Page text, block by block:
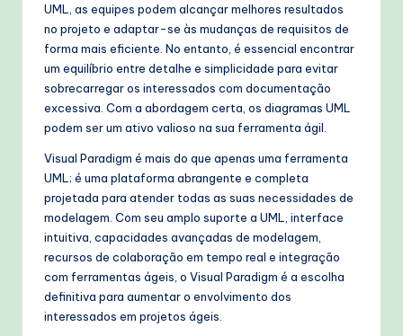
UML, as equipes podem alcançar melhores resultados
no projeto e adaptar-se às mudanças de requisitos de
forma mais eficiente. No entanto, é essencial encontrar
um equilíbrio entre detalhe e simplicidade para evitar
sobrecarregar os interessados com documentação
excessiva. Com a abordagem certa, os diagramas UML
podem ser um ativo valioso na sua ferramenta ágil.
Visual Paradigm é mais do que apenas uma ferramenta
UML; é uma plataforma abrangente e completa
projetada para atender todas as suas necessidades de
modelagem. Com seu amplo suporte a UML, interface
intuitiva, capacidades avançadas de modelagem,
recursos de colaboração em tempo real e integração
com ferramentas ágeis, o Visual Paradigm é a escolha
definitiva para aumentar o envolvimento dos
interessados em projetos ágeis.